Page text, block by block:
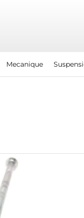
Mecanique